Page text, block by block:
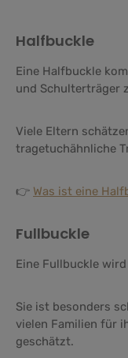
Halfbuckle
Eine Halfbuckle
und Schulterträger
Viele Eltern
tragetuchähnliche
👉 Was ist eine
Fullbuckle
Eine Fullbuckle
Sie ist besonders
vielen Familien für
geschätzt.